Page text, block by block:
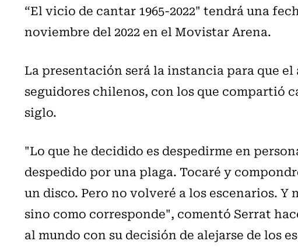
“El vicio de cantar 1965-2022" tendrá una
noviembre del 2022 en el Movistar Arena.
La presentación será la instancia para que
seguidores chilenos, con los que compartió
siglo.
"Lo que he decidido es despedirme en
despedido por una plaga. Tocaré y
un disco. Pero no volveré a los escenarios. Y
sino como corresponde", comentó Serrat
al mundo con su decisión de alejarse de los